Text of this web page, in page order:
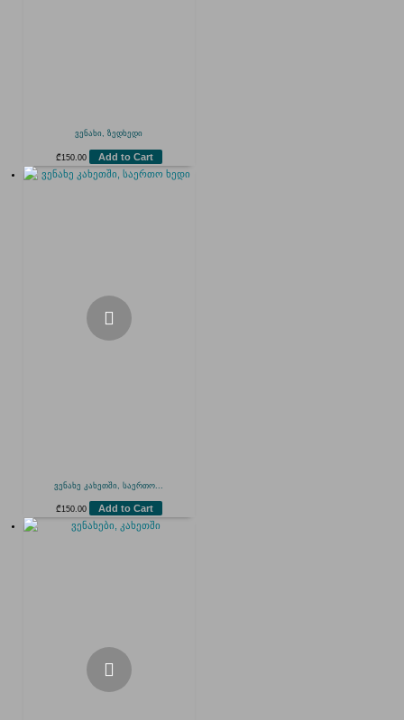
ვენახი, ზედხედი
₾ 150.00 Add to Cart
ვენახე კახეთში, საერთო...
₾150.00 Add to Cart